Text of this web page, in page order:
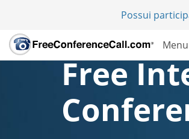
Possui
Menu
Free